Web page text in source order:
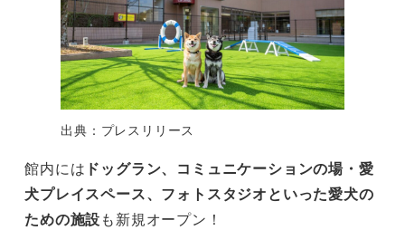
出典：プレスリリース
館内には ドッグラン、コミュニケーションの場・愛
犬プレイスペース、フォトスタジオといった愛犬の
ための施設も新規オープン！